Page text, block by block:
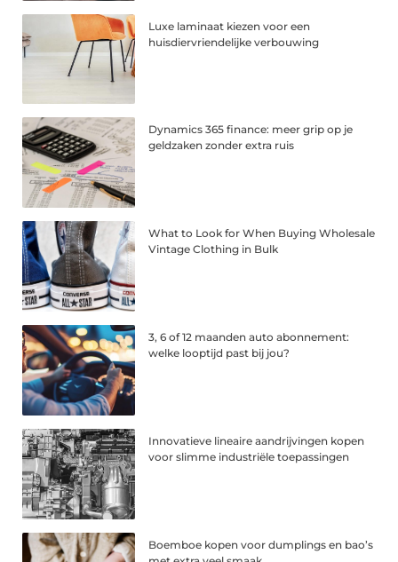
Luxe laminaat kiezen voor een
huisdiervriendelijke verbouwing
Dynamics 365 finance: meer grip op je
geldzaken zonder extra ruis
What to Look for When Buying Wholesale
Vintage Clothing in Bulk
3, 6 of 12 maanden auto abonnement:
welke looptijd past bij jou?
Innovatieve lineaire aandrijvingen kopen
voor slimme industriële toepassingen
Boemboe kopen voor dumplings en bao’s